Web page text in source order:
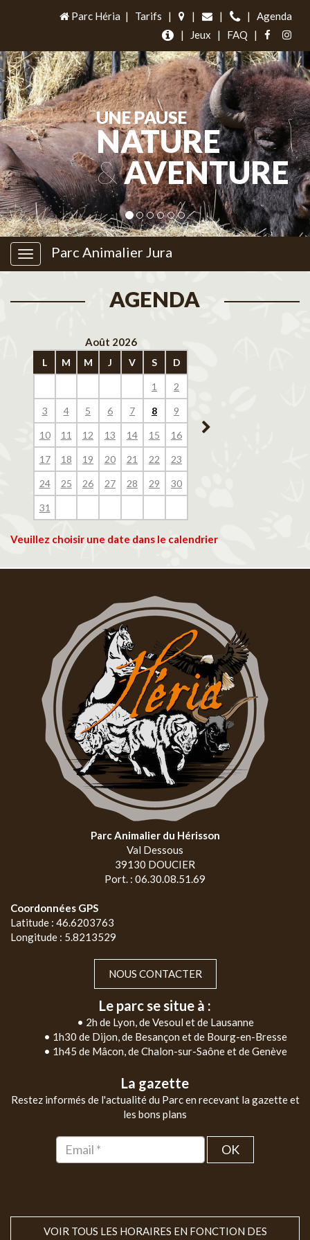
Parc Héria | Tarifs | | | |
Agenda
|
Jeux | FAQ |
UNE PAUSE
NATURE
&AVENTURE
Parc Animalier Jura
AGENDA
Août 2026
L M M J V S D
1 2
3 4 5 6 7 8 9
10 11 12 13 14 15 16
17 18 19 20 21 22 23
24 25 26 27 28 29 30
31
14
Veuillez choisir une date dans le calendrier
Parc Animalier du Hérisson
Val Dessous
39130 DOUCIER
Port. : 06.30.08.51.69
Coordonnées GPS
Latitude : 46.6203763
Longitude : 5.8213529
NOUS CONTACTER
Le parc se situe à :
• 2h de Lyon, de Vesoul et de Lausanne
• 1h30 de Dijon, de Besançon et de Bourg-en-Bresse
• 1h45 de Mâcon, de Chalon-sur-Saône et de Genève
La gazette
Restez informés de l'actualité du Parc en recevant la gazette et
les bons plans
OK
VOIR TOUS LES HORAIRES EN FONCTION DES